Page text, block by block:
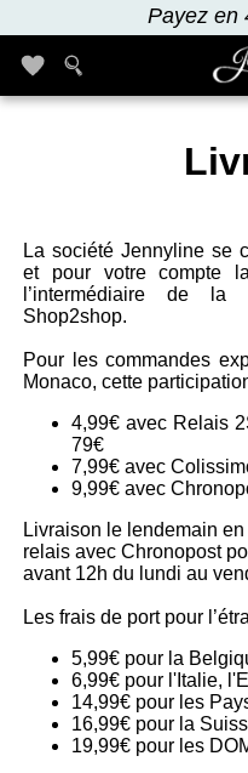
Payez en
La société Jennyline se
et pour votre compte
l’intermédiaire de
Shop2shop.
Pour les commandes
Monaco, cette
4,99€ avec Relais
79€
7,99€ avec
9,99€ avec
Livraison le lendemain
relais avec Chronopost
avant 12h du lundi au
Les frais de port pour
5,99€ pour la
6,99€ pour l'Italie,
14,99€ pour les
16,99€ pour la
19,99€ pour les